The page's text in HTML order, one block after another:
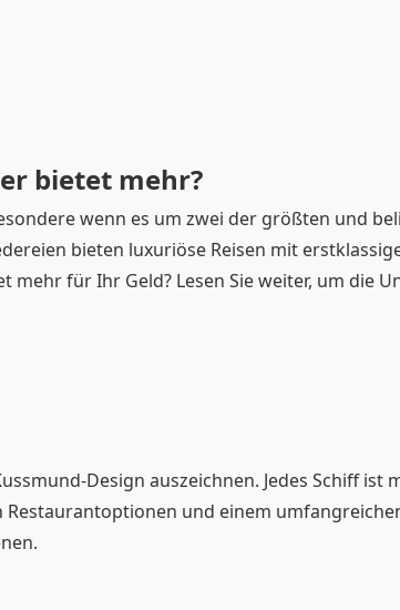
bietet mehr?
wenn es um zwei der größten und
bieten luxuriöse Reisen mit
für Ihr Geld? Lesen Sie weiter, um die
Design auszeichnen. Jedes Schiff ist
und einem